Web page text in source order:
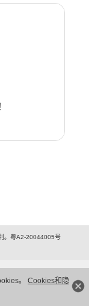
。 Cookies和隐
。粤A2-20044005号